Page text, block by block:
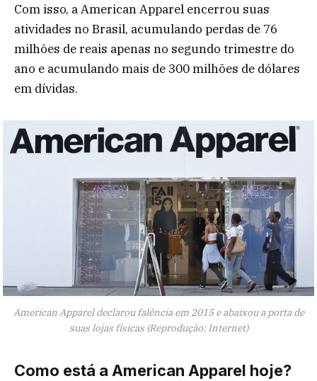
Com isso, a American Apparel encerrou suas
atividades no Brasil, acumulando perdas de 76
milhões de reais apenas no segundo trimestre do
ano e acumulando mais de 300 milhões de dólares
em dívidas.
American Apparel declarou falência em 2015 e abaixou a porta de
suas lojas físicas (Reprodução: Internet)
Como está a American Apparel hoje?